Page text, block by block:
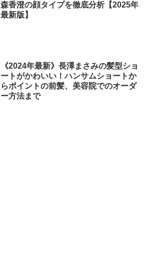
森香澄の顔タイプを徹底分析【2025年
最新版】
《2024年最新》長澤まさみの髪型ショ
ートがかわいい！ハンサムショートか
らポイントの前髪、美容院でのオーダ
ー方法まで